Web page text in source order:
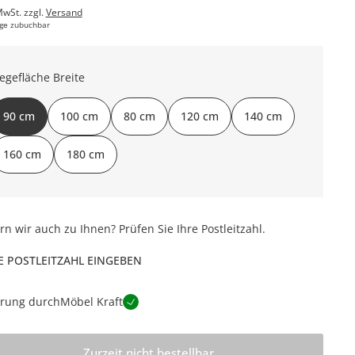
zzgl.Versand
zubuchbar
Breite
90 cm 100 cm 80 cm 120 cm 140 cm
160 cm 180 cm
wir auch zu Ihnen? Prüfen Sie Ihre Postleitzahl.
POSTLEITZAHL EINGEBEN
durchMöbel Kraft